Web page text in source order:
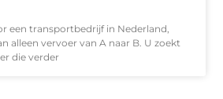
een transportbedrijf in Nederland,
alleen vervoer van A naar B. U zoekt
die verder